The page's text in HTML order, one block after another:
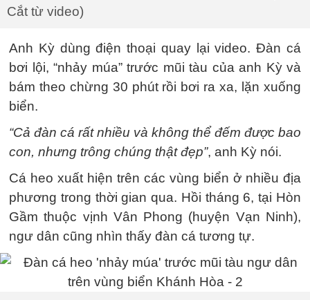
Cắt từ video)
Anh Kỳ dùng điện thoại quay lại video. Đàn cá
bơi lội, “nhảy múa” trước mũi tàu của anh Kỳ và
bám theo chừng 30 phút rồi bơi ra xa, lặn xuống
biển.
“Cả đàn cá rất nhiều và không thể đếm được bao
con, nhưng trông chúng thật đẹp”, anh Kỳ nói.
Cá heo xuất hiện trên các vùng biển ở nhiều địa
phương trong thời gian qua. Hồi tháng 6, tại Hòn
Gầm thuộc vịnh Vân Phong (huyện Vạn Ninh),
ngư dân cũng nhìn thấy đàn cá tương tự.